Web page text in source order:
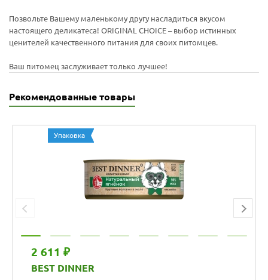
Позвольте Вашему маленькому другу насладиться вкусом
настоящего деликатеса! ORIGINAL CHOICE – выбор истинных
ценителей качественного питания для своих питомцев.
Ваш питомец заслуживает только лучшее!
Рекомендованные товары
Упаковка
2 611 ₽
BEST DINNER